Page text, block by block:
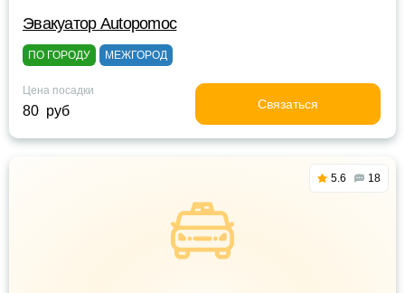
Эвакуатор Autopomoc
ПО ГОРОДУ МЕЖГОРОД
Цена посадки
80 руб Связаться
5.6 18